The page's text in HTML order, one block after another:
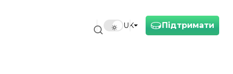
Підтримати
UK